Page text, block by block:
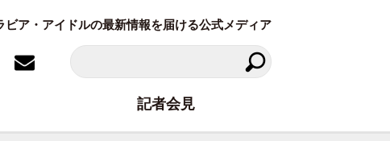
ビア・アイドルの最新情報を届ける公式メディア
記者会見